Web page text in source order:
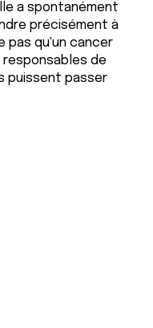
a spontanément
précisément à
pas qu'un cancer
de
puissent passer